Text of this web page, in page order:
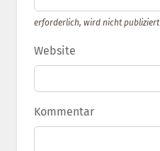
erforderlich, wird nicht publiziert
Website
Kommentar